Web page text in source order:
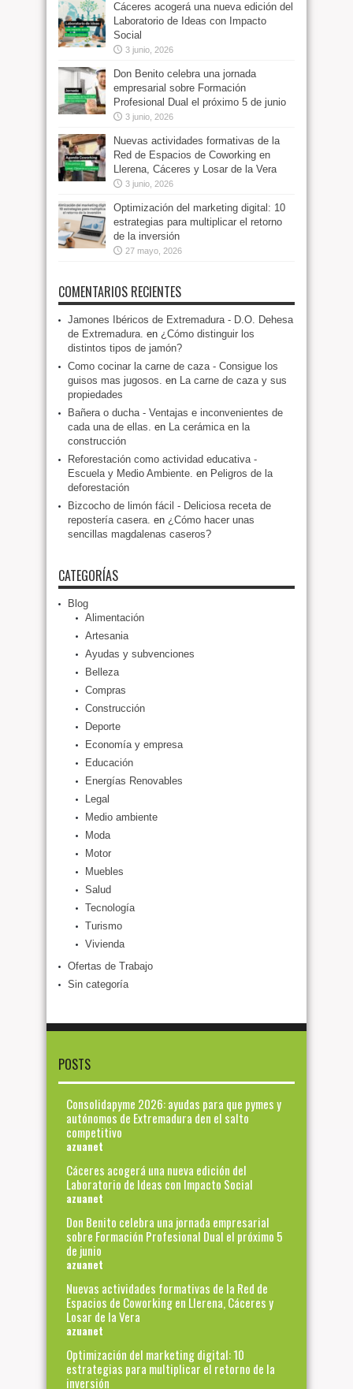
Cáceres acogerá una nueva edición del
Laboratorio de Ideas con Impacto
Social
3 junio, 2026
Don Benito celebra una jornada
empresarial sobre Formación
Profesional Dual el próximo 5 de junio
3 junio, 2026
Nuevas actividades formativas de la
Red de Espacios de Coworking en
Llerena, Cáceres y Losar de la Vera
3 junio, 2026
Optimización del marketing digital: 10
estrategias para multiplicar el retorno
de la inversión
27 mayo, 2026
COMENTARIOS RECIENTES
Jamones Ibéricos de Extremadura - D.O. Dehesa
de Extremadura. en ¿Cómo distinguir los
distintos tipos de jamón?
Como cocinar la carne de caza - Consigue los
guisos mas jugosos. en La carne de caza y sus
propiedades
Bañera o ducha - Ventajas e inconvenientes de
cada una de ellas. en La cerámica en la
construcción
Reforestación como actividad educativa -
Escuela y Medio Ambiente. en Peligros de la
deforestación
Bizcocho de limón fácil - Deliciosa receta de
repostería casera. en ¿Cómo hacer unas
sencillas magdalenas caseros?
CATEGORÍAS
Blog
Alimentación
Artesania
Ayudas y subvenciones
Belleza
Compras
Construcción
Deporte
Economía y empresa
Educación
Energías Renovables
Legal
Medio ambiente
Moda
Motor
Muebles
Salud
Tecnología
Turismo
Vivienda
Ofertas de Trabajo
Sin categoría
POSTS
Consolidapyme 2026: ayudas para que pymes y
autónomos de Extremadura den el salto
competitivo
azuanet
Cáceres acogerá una nueva edición del
Laboratorio de Ideas con Impacto Social
azuanet
Don Benito celebra una jornada empresarial
sobre Formación Profesional Dual el próximo 5
de junio
azuanet
Nuevas actividades formativas de la Red de
Espacios de Coworking en Llerena, Cáceres y
Losar de la Vera
azuanet
Optimización del marketing digital: 10
estrategias para multiplicar el retorno de la
inversión